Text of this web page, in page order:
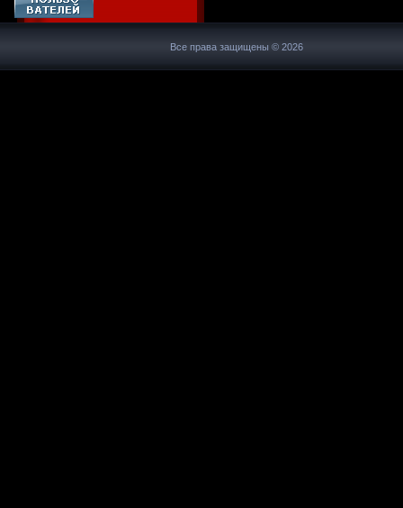
Все права защищены © 2026